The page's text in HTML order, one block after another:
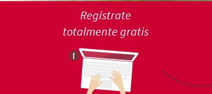
Regístrate
totalmente gratis